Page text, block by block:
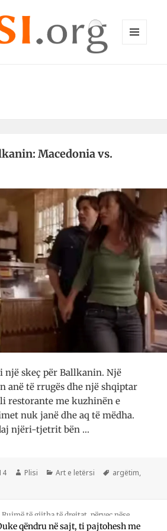
Macedonia vs.
një skeç për Ballkanin. Një
anë të rrugës dhe një shqiptar
restorante me kuzhinën e
nuk janë dhe aq të mëdha.
njëri-tjetrit bën …
Autor
Plisi Kategori
Art e letërsi Etiketa
argëtim,
të gjitha të drejtat, përveç nëse
qëndru në sajt, ti pajtohesh me